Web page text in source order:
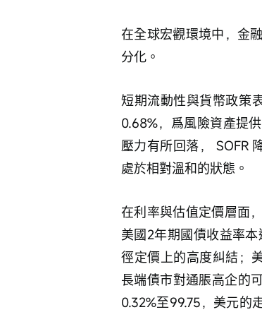
在全球宏觀環境中，金
分化。
短期流動性與貨幣政策
0.68%，爲風險資產提
壓力有所回落， SOFR
處於相對溫和的狀態。
在利率與估值定價層面
美國2年期國債收益率
徑定價上的高度糾結；
長端債市對通脹高企的
0.32%至99.75，美元的